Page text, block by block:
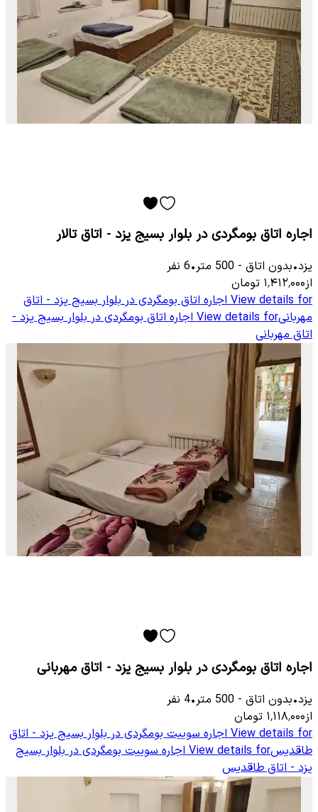
اجاره اتاق بومگردی در بلوار بسیج یزد - اتاق تالار
یزد•بدون اتاق -
500 متر•
6 نفر
از۱٬۴۱۲٬۰۰۰ تومان
View details for اجاره اتاق بومگردی در بلوار بسیج یزد - اتاق
مهربانیView details for اجاره اتاق بومگردی در بلوار بسیج یزد -
اتاق مهربانی
اجاره اتاق بومگردی در بلوار بسیج یزد - اتاق مهربانی
یزد•بدون اتاق -
500 متر•
4 نفر
از۱٬۱۱۸٬۰۰۰ تومان
View details for اجاره سوییت بومگردی در بلوار بسیج یزد - اتاق
طاقدیسView details for اجاره سوییت بومگردی در بلوار بسیج
یزد - اتاق طاقدیس